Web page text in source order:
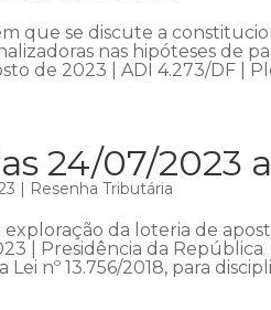
que se discute a
nas hipóteses de
de 2023 | ADI 4.273/DF |
24/07/2023
| Resenha Tributária
da loteria de
| Presidência da
nº 13.756/2018, para